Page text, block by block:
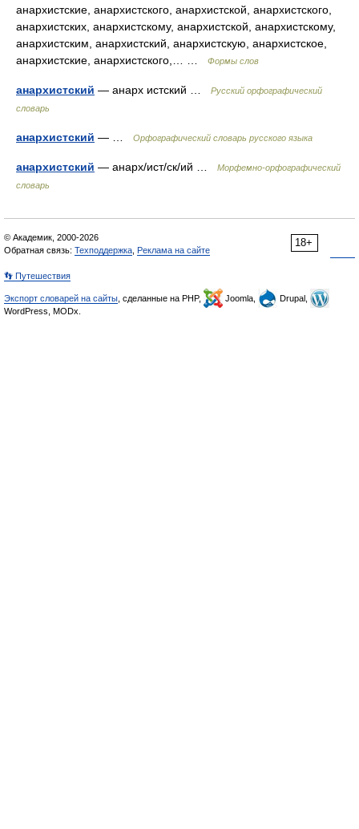
анархистские, анархистского, анархистской, анархистского,
анархистских, анархистскому, анархистской, анархистскому,
анархистским, анархистский, анархистскую, анархистское,
анархистские, анархистского,… …
Формы слов
анархистский — анарх истский …
Русский орфографический
словарь
анархистский — … Орфографический словарь русского языка
анархистский — анарх/ист/ск/ий …
Морфемно-орфографический
словарь
18+
© Академик, 2000-2026
Обратная связь: Техподдержка Реклама на сайте
👣 Путешествия
Экспорт словарей на сайты , сделанные на PHP, Joomla,
Drupal,
WordPress, MODx.